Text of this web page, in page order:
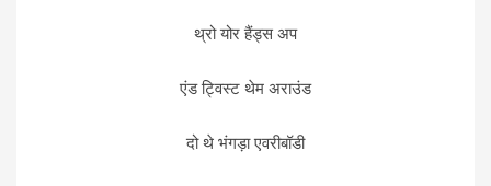
थ्रो योर हैंड्स अप
एंड ट्विस्ट थेम अराउंड
दो थे भंगड़ा एवरीबॉडी